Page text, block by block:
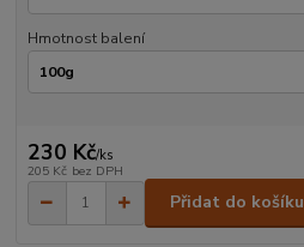
Hmotnost balení
230 Kč/ks
205 Kč bez DPH
Přidat do košíku